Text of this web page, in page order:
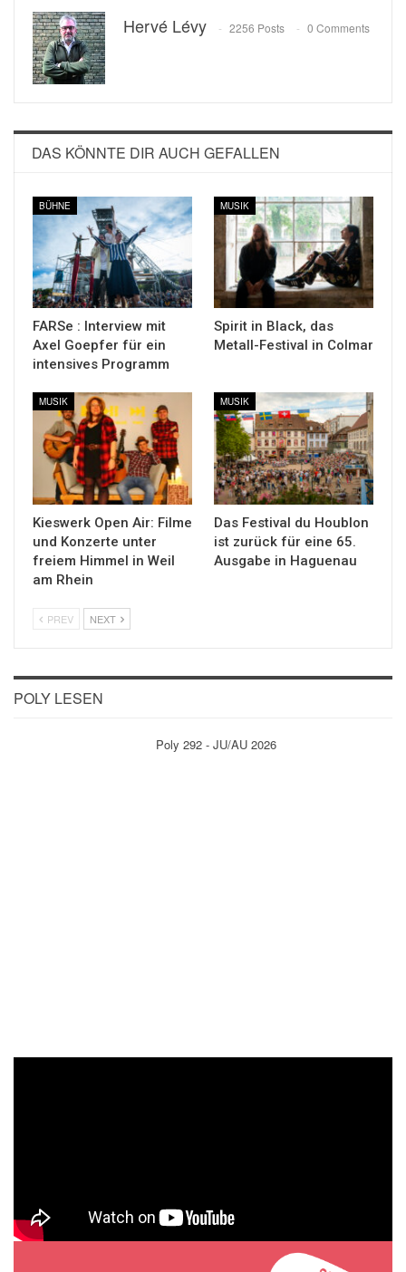
Hervé Lévy 2256 Posts 0 Comments
DAS KÖNNTE DIR AUCH GEFALLEN
BÜHNE
FARSe : Interview mit
Axel Goepfer für ein
intensives Programm
MUSIK
Spirit in Black, das
Metall-Festival in Colmar
MUSIK
Kieswerk Open Air: Filme
und Konzerte unter
freiem Himmel in Weil
am Rhein
MUSIK
Das Festival du Houblon
ist zurück für eine 65.
Ausgabe in Haguenau
PREV NEXT
POLY LESEN
Poly 292 - JU/AU 2026